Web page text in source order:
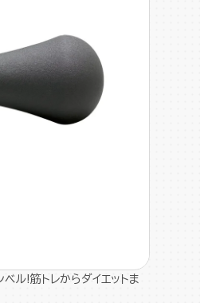
ル!筋トレからダイエットま